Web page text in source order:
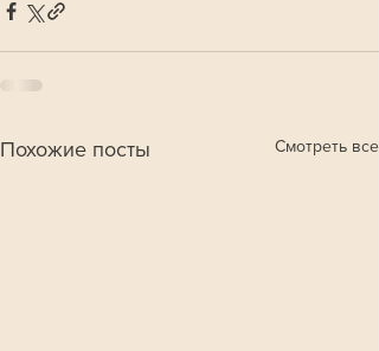
Похожие посты Смотреть все